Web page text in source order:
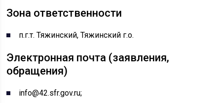
Зона ответственности
п.г.т. Тяжинский, Тяжинский г.о.
Электронная почта (заявления,
обращения)
info@42.sfr.gov.ru;